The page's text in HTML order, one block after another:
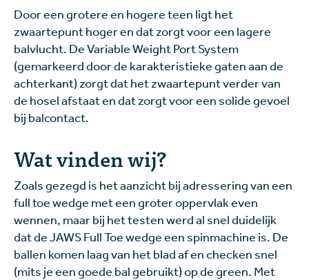
Door een grotere en hogere teen ligt het
zwaartepunt hoger en dat zorgt voor een lagere
balvlucht. De Variable Weight Port System
(gemarkeerd door de karakteristieke gaten aan de
achterkant) zorgt dat het zwaartepunt verder van
de hosel afstaat en dat zorgt voor een solide gevoel
bij balcontact.
Wat vinden wij?
Zoals gezegd is het aanzicht bij adressering van een
full toe wedge met een groter oppervlak even
wennen, maar bij het testen werd al snel duidelijk
dat de JAWS Full Toe wedge een spinmachine is. De
ballen komen laag van het blad af en checken snel
(mits je een goede bal gebruikt) op de green. Met